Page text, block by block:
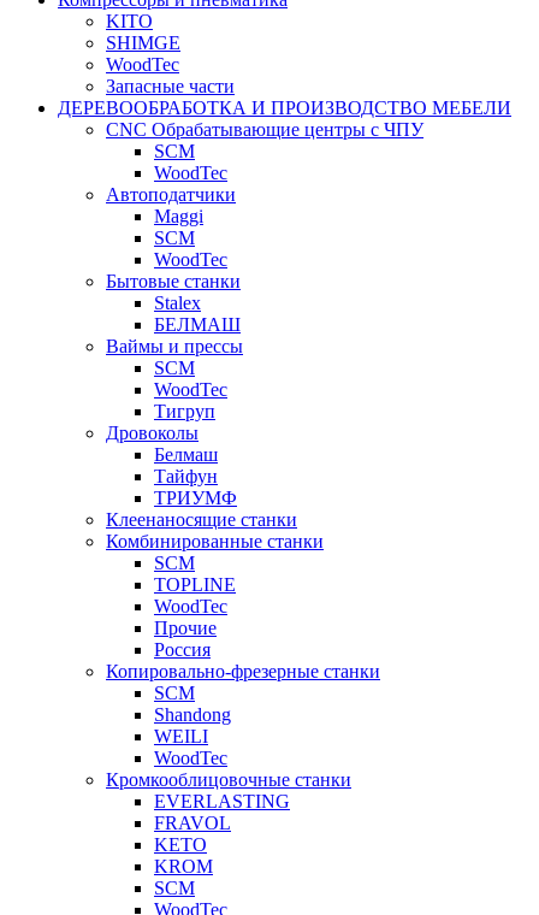
KITO
SHIMGE
WoodTec
Запасные части
ДЕРЕВООБРАБОТКА И ПРОИЗВОДСТВО МЕБЕЛИ
CNC Обрабатывающие центры с ЧПУ
SCM
WoodTec
Автоподатчики
Maggi
SCM
WoodTec
Бытовые станки
Stalex
БЕЛМАШ
Ваймы и прессы
SCM
WoodTec
Тигруп
Дровоколы
Белмаш
Тайфун
ТРИУМФ
Клеенаносящие станки
Комбинированные станки
SCM
TOPLINE
WoodTec
Прочие
Россия
Копировально-фрезерные станки
SCM
Shandong
WEILI
WoodTec
Кромкооблицовочные станки
EVERLASTING
FRAVOL
KETO
KROM
SCM
WoodTec